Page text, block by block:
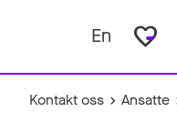
En favorite_border
Kontakt oss Ansatte